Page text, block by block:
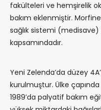
fakülteleri ve hemşirelik
bakım eklenmiştir. Morfine
sağlık sistemi
kapsamındadır.
Yeni Zelenda’da düzey
kurulmuştur. Ülke
1989’da palyatif bakım